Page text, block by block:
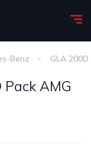
Benz GLA
AMG